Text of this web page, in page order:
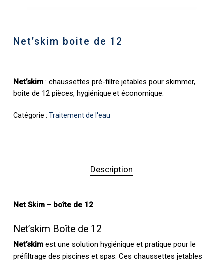
Net’skim boite de 12
Net’skim: chaussettes pré-filtre jetables pour skimmer,
boîte de 12 pièces, hygiénique et économique.
Catégorie : Traitement de l'eau
Description
Net Skim – boîte de 12
Net’skim Boîte de 12
Net’skimest une solution hygiénique et pratique pour le
préfiltrage des piscines et spas. Ces chaussettes jetables